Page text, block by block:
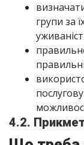
групи за
4.2.